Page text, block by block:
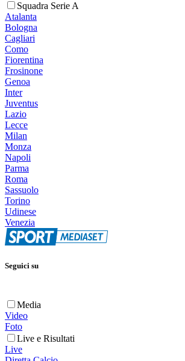
Squadra Serie A
Atalanta
Bologna
Cagliari
Como
Fiorentina
Frosinone
Genoa
Inter
Juventus
Lazio
Lecce
Milan
Monza
Napoli
Parma
Roma
Sassuolo
Torino
Udinese
Venezia
Seguici su
Media
Video
Foto
Live e Risultati
Live